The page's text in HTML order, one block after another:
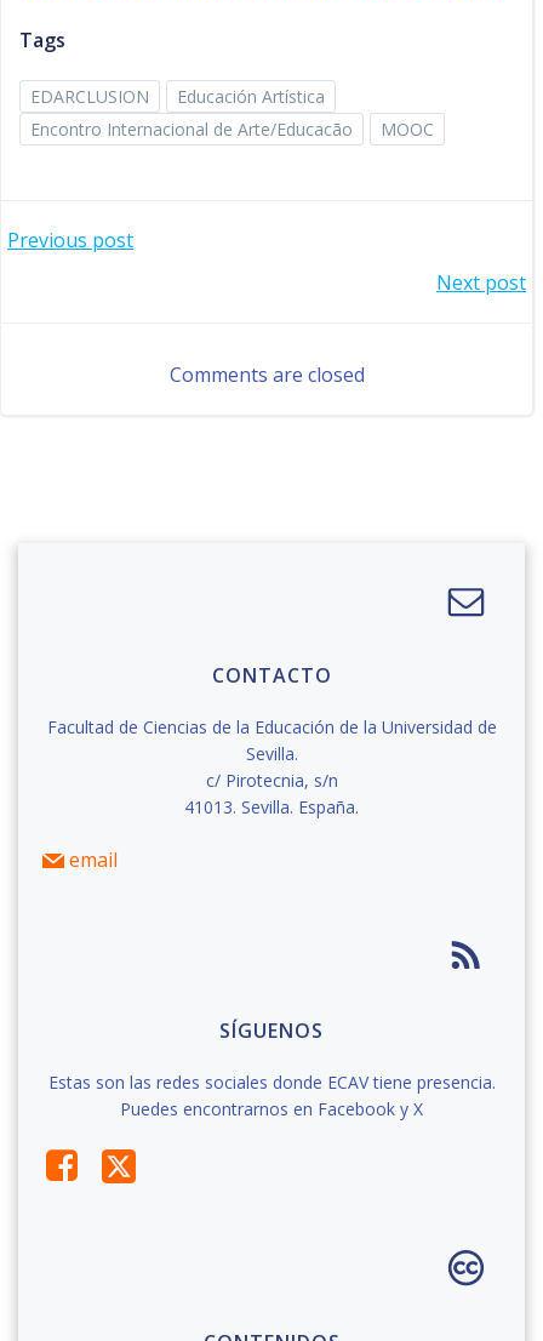
Tags
EDARCLUSION
Educación Artística
Encontro Internacional de Arte/Educacão
MOOC
Navegación
Previous post
Next post
Comments are closed
CONTACTO
Facultad de Ciencias de la Educación de la Universidad de
Sevilla.
c/ Pirotecnia, s/n
41013. Sevilla. España.
email
SÍGUENOS
Estas son las redes sociales donde ECAV tiene presencia.
Puedes encontrarnos en Facebook y X